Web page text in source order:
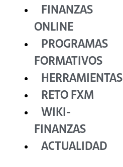
FINANZAS
ONLINE
PROGRAMAS
FORMATIVOS
HERRAMIENTAS
RETO FXM
WIKI-
FINANZAS
ACTUALIDAD